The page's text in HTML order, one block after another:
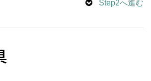
Step2へ進む